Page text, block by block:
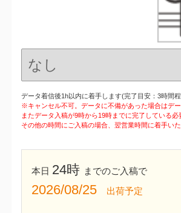
データ着信後1h以内に着手します(完了目安：3時間
※キャンセル不可。データに不備があった場合はデー
またデータ入稿が9時から19時までに完了している必
その他の時間にご入稿の場合、翌営業時間に着手いた
本日 24時 までのご入稿で
2026/08/25 出荷予定